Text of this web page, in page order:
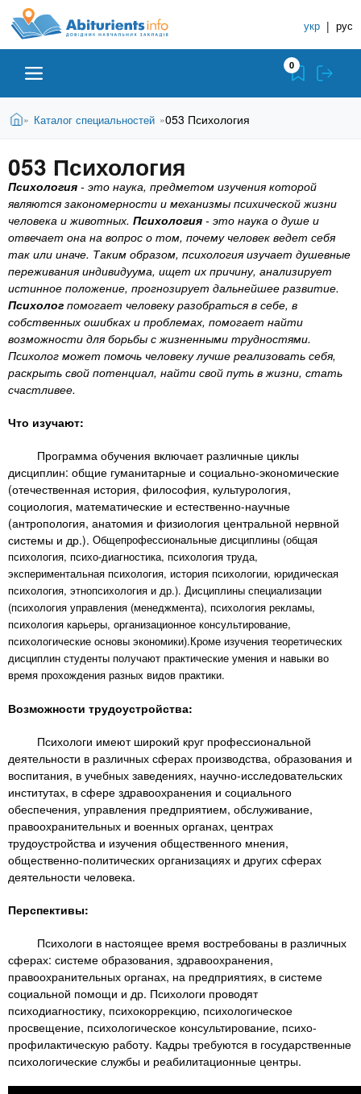
A
b
i
t
u
r
i
e
n
t
s
.
i
n
f
o
п
р
в
о
н
и
к
У
ч
е
б
н
ы
х
з
а
д
е
н
и
й
укр | рус
Абитуриенту
Вузы
Колледжи
Курсы
Частные школы
MBA
За рубежом
0
В
д
е
с
ь
Главная
» Каталог специальностей »053 Психология
053 Психология
Психология - это наука, предметом изучения которой
являются закономерности и механизмы психической жизни
человека и животных. Психология - это наука о душе и
отвечает она на вопрос о том, почему человек ведет себя
так или иначе. Таким образом, психология изучает душевные
переживания индивидуума, ищет их причину, анализирует
истинное положение, прогнозирует дальнейшее развитие.
Психолог помогает человеку разобраться в себе, в
собственных ошибках и проблемах, помогает найти
возможности для борьбы с жизненными трудностями.
Психолог может помочь человеку лучше реализовать себя,
раскрыть свой потенциал, найти свой путь в жизни, стать
счастливее.
Что изучают:
Программа обучения включает различные циклы
дисциплин: общие гуманитарные и социально-экономические
(отечественная история, философия, культурология,
социология, математические и естественно-научные
(антропология, анатомия и физиология центральной нервной
системы и др.). Общепрофессиональные дисциплины (общая
психология, психо-диагностика, психология труда,
экспериментальная психология, история психологии, юридическая
психология, этнопсихология и др.). Дисциплины специализации
(психология управления (менеджмента), психология рекламы,
психология карьеры, организационное консультирование,
психологические основы экономики).Кроме изучения теоретических
дисциплин студенты получают практические умения и навыки во
время прохождения разных видов практики.
Возможности трудоустройства:
Психологи имеют широкий круг профессиональной
деятельности в различных сферах производства, образования и
воспитания, в учебных заведениях, научно-исследовательских
институтах, в сфере здравоохранения и социального
обеспечения, управления предприятием, обслуживание,
правоохранительных и военных органах, центрах
трудоустройства и изучения общественного мнения,
общественно-политических организациях и других сферах
деятельности человека.
Перспективы:
Психологи в настоящее время востребованы в различных
сферах: системе образования, здравоохранения,
правоохранительных органах, на предприятиях, в системе
социальной помощи и др. Психологи проводят
психодиагностику, психокоррекцию, психологическое
просвещение, психологическое консультирование, психо-
профилактическую работу. Кадры требуются в государственные
психологические службы и реабилитационные центры.